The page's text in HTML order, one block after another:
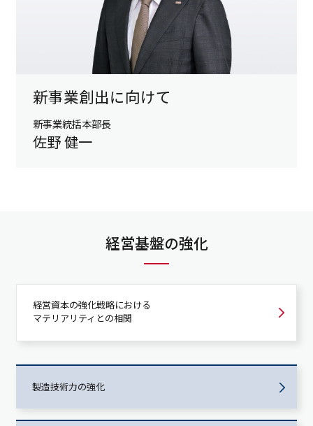
新事業創出に向けて
新事業統括本部長
佐野 健一
経営基盤の強化
経営資本の強化戦略における
マテリアリティとの相関
製造技術力の強化